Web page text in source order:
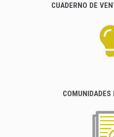
CUADERNO DE
COMUNIDADES